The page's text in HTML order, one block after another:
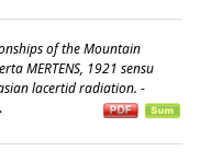
of the Mountain
MERTENS, 1921 sensu
lacertid radiation. -